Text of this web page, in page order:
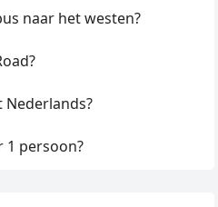
naar het westen?
Nederlands?
1 persoon?